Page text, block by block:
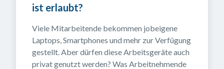
ist erlaubt?
Viele Mitarbeitende bekommen jobeigene
Laptops, Smartphones und mehr zur Verfügung
gestellt. Aber dürfen diese Arbeitsgeräte auch
privat genutzt werden? Was Arbeitnehmende